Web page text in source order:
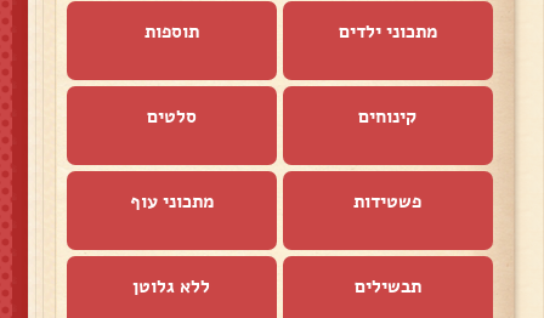
מתכוני ילדים תוספות
קינוחים סלטים
פשטידות מתכוני עוף
תבשילים ללא גלוטן